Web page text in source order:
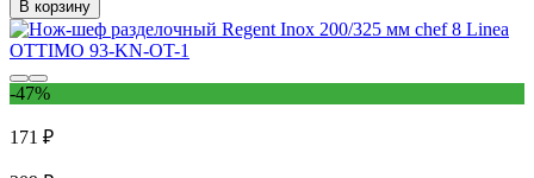
В корзину
-47%
171 ₽